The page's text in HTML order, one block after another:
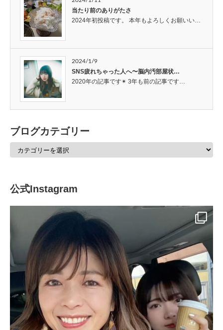
当たり前のありがたさ
2024年初投稿です。 本年もよろしくお願いい…
2024/1/9
SNS疲れちゃった人へ〜脳内汚部屋状…
2020年の記事です✴︎ 3年も前の記事です…
ブログカテゴリー
公式Instagram